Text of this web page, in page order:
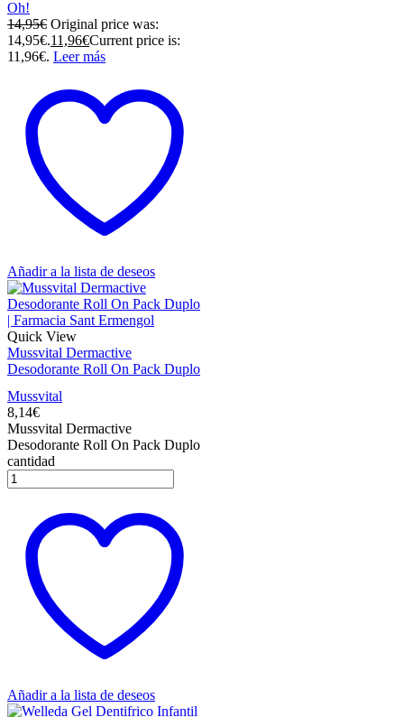
Oh!
14,95€ Original price was:
14,95€.11,96€Current price is:
11,96€. Leer más
Añadir a la lista de deseos
Quick View
Mussvital Dermactive
Desodorante Roll On Pack Duplo
Mussvital
8,14€
Mussvital Dermactive
Desodorante Roll On Pack Duplo
cantidad
Añadir a la lista de deseos